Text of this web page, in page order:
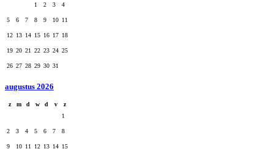
1
2 3 4
5 6 7 8 9 10 11
12 13 14 15 16 17 18
19 20 21 22 23 24 25
26 27 28 29 30 31
augustus 2026
z m d w d v
z
1
2 3 4 5 6 7 8
9 10 11 12 13 14 15